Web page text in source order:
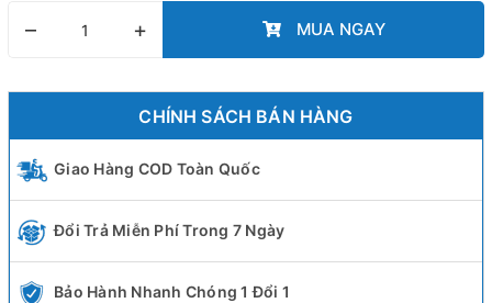
– + MUA NGAY
CHÍNH SÁCH BÁN HÀNG
Giao Hàng COD Toàn Quốc
Đổi Trả Miễn Phí Trong 7 Ngày
Bảo Hành Nhanh Chóng 1 Đổi 1